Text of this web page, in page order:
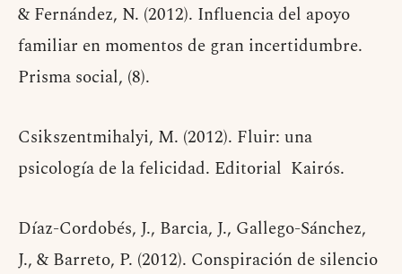
& Fernández, N. (2012). Influencia del apoyo
familiar en momentos de gran incertidumbre.
Prisma social, (8).
Csikszentmihalyi, M. (2012). Fluir: una
psicología de la felicidad. Editorial Kairós.
Díaz-Cordobés, J., Barcia, J., Gallego-Sánchez,
J., & Barreto, P. (2012). Conspiración de silencio